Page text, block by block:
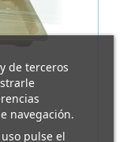
de terceros
navegación.
pulse el